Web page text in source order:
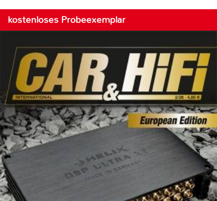
kostenloses Probeexemplar